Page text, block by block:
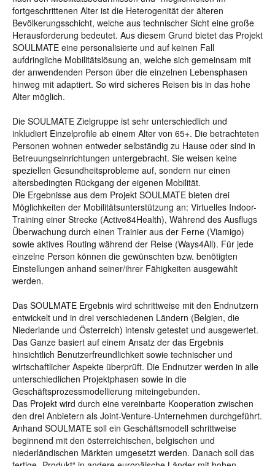
fortgeschrittenen Alter ist die Heterogenität der älteren
Bevölkerungsschicht, welche aus technischer Sicht eine große
Herausforderung bedeutet. Aus diesem Grund bietet das Projekt
SOULMATE eine personalisierte und auf keinen Fall
aufdringliche Mobilitätslösung an, welche sich gemeinsam mit
der anwendenden Person über die einzelnen Lebensphasen
hinweg mit adaptiert. So wird sicheres Reisen bis in das hohe
Alter möglich.
Die SOULMATE Zielgruppe ist sehr unterschiedlich und
inkludiert Einzelprofile ab einem Alter von 65+. Die betrachteten
Personen wohnen entweder selbständig zu Hause oder sind in
Betreuungseinrichtungen untergebracht. Sie weisen keine
speziellen Gesundheitsprobleme auf, sondern nur einen
altersbedingten Rückgang der eigenen Mobilität.
Die Ergebnisse aus dem Projekt SOULMATE bieten drei
Möglichkeiten der Mobilitätsunterstützung an: Virtuelles Indoor-
Training einer Strecke (Active84Health), Während des Ausflugs
Überwachung durch einen Trainier aus der Ferne (Viamigo)
sowie aktives Routing während der Reise (Ways4All). Für jede
einzelne Person können die gewünschten bzw. benötigten
Einstellungen anhand seiner/ihrer Fähigkeiten ausgewählt
werden.
Das SOULMATE Ergebnis wird schrittweise mit den Endnutzern
entwickelt und in drei verschiedenen Ländern (Belgien, die
Niederlande und Österreich) intensiv getestet und ausgewertet.
Das Ganze basiert auf einem Ansatz der das Ergebnis
hinsichtlich Benutzerfreundlichkeit sowie technischer und
wirtschaftlicher Aspekte überprüft. Die Endnutzer werden in alle
unterschiedlichen Projektphasen sowie in die
Geschäftsprozessmodellierung miteingebunden.
Das Projekt wird durch eine vereinbarte Kooperation zwischen
den drei Anbietern als Joint-Venture-Unternehmen durchgeführt.
Anhand SOULMATE soll ein Geschäftsmodell schrittweise
beginnend mit den österreichischen, belgischen und
niederländischen Märkten umgesetzt werden. Danach soll das